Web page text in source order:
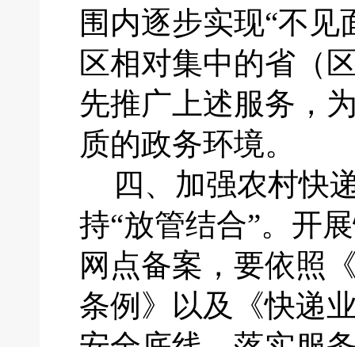
围内逐步实现“不
区相对集中的省（
先推广上述服务，
质的政务环境。
四、 加强农村快
持“放管结合”。开
网点备案，要依照
条例》以及《快递